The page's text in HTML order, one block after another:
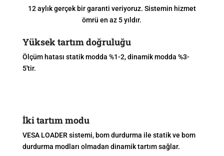
12 aylık gerçek bir garanti veriyoruz. Sistemin hizmet
ömrü en az 5 yıldır.
Yüksek tartım doğruluğu
Ölçüm hatası statik modda %1-2, dinamik modda %3-
5'tir.
İki tartım modu
VESA LOADER sistemi, bom durdurma ile statik ve bom
durdurma modları olmadan dinamik tartım sağlar.